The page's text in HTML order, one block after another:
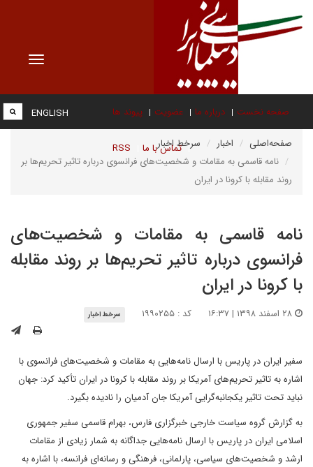
Toggle
صفحه نخست درباره ما عضویت پیوند ها
تماس با ما RSS
ENGLISH
صفحه‌اصلی اخبار
سرخط اخبار
نامه قاسمی به مقامات و شخصیت‌های فرانسوی درباره تاثیر تحریم‌ها بر
روند مقابله با کرونا در ایران
نامه قاسمی به مقامات و شخصیت‌های
فرانسوی درباره تاثیر تحریم‌ها بر روند مقابله
با کرونا در ایران
کد : ۱۹۹۰۲۵۵ سرخط اخبار
سفیر ایران در پاریس با ارسال نامه‌هایی به مقامات و شخصیت‌های فرانسوی با
اشاره به تاثیر تحریم‌های آمریکا بر روند مقابله با کرونا در ایران تأکید کرد: جهان
نباید تحت تاثیر یکجانبه‌گرایی آمریکا جان آدمیان را نادیده بگیرد.
به گزارش گروه سیاست خارجی خبرگزاری فارس، بهرام قاسمی سفیر جمهوری
اسلامی ایران در پاریس با ارسال نامه‌هایی جداگانه به شمار زیادی از مقامات
ارشد و شخصیت‌های سیاسی، پارلمانی، فرهنگی و رسانه‌ای فرانسه، با اشاره به